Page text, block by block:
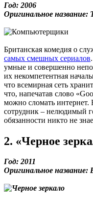
Год: 2006
Оригинальное название:
Британская комедия о
самых смешных сериалов
умные и совершенно
их некомпетентная
что всемирная сеть
что, напечатав слово
можно сломать интернет.
сотрудник – нелюдимый
обязанности никто не
2. «Черное
Год: 2011
Оригинальное название: